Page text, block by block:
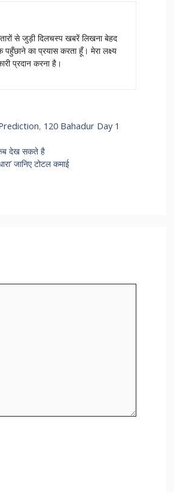
से जुड़ी दिलचस्प खबरें लिखना बेहद
का प्रयास करता हूँ। मेरा लक्ष्य
प्रदान करना है।
, 120 Bahadur Day 1
कब देख सकते है
जानिए टोटल कमाई